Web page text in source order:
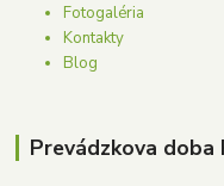
Fotogaléria
Kontakty
Blog
Prevádzkova